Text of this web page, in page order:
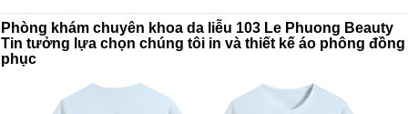
Phòng khám chuyên khoa da liễu 103 Le Phuong Beauty
Tin tưởng lựa chọn chúng tôi in và thiết kế áo phông đồng
phục